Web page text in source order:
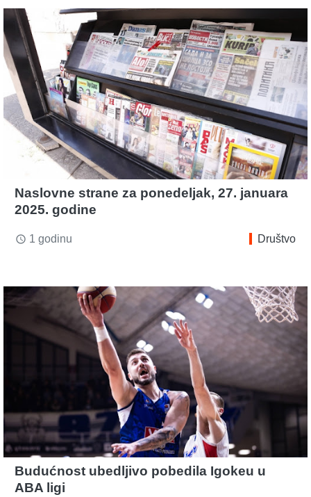
Naslovne strane za ponedeljak, 27. januara
2025. godine
access_time 1 godinu Društvo
Budućnost ubedljivo pobedila Igokeu u
ABA ligi